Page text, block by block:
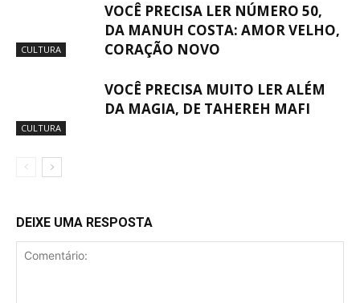
CULTURA
VOCÊ PRECISA LER NÚMERO 50,
DA MANUH COSTA: AMOR VELHO,
CORAÇÃO NOVO
CULTURA
VOCÊ PRECISA MUITO LER ALÉM
DA MAGIA, DE TAHEREH MAFI
DEIXE UMA RESPOSTA